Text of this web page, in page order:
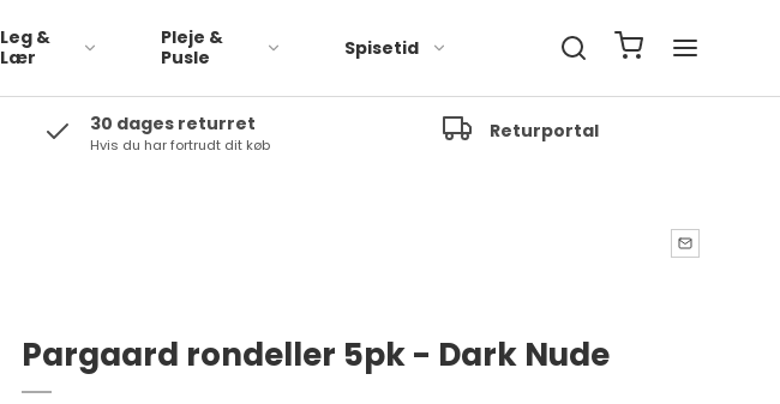
Leg &
Lær
Pleje &
Pusle
Spisetid
30 dages returret
Hvis du har fortrudt dit køb
Returportal
Pargaard rondeller 5pk - Dark Nude